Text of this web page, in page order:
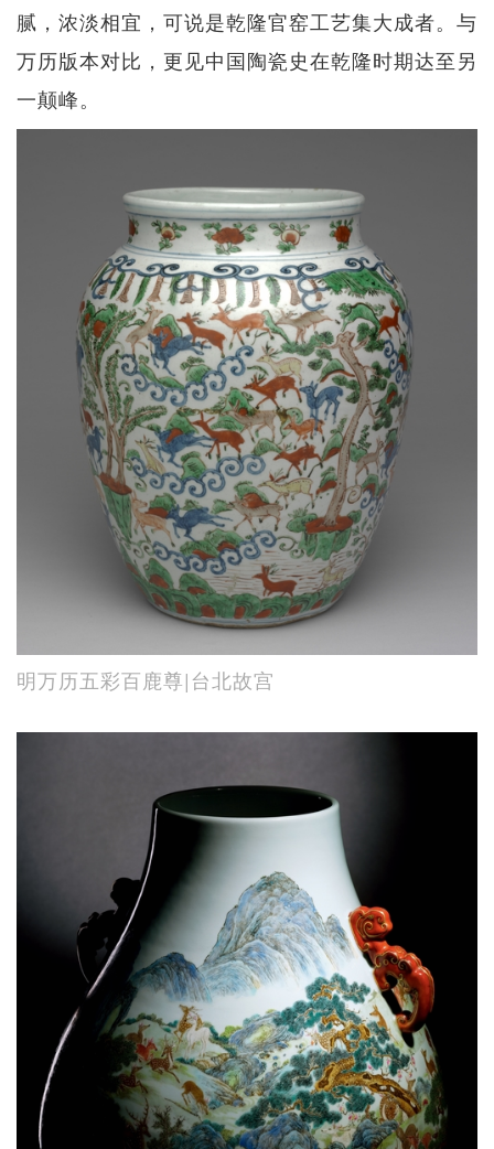
腻，浓淡相宜，可说是乾隆官窑工艺集大成者。与
万历版本对比，更见中国陶瓷史在乾隆时期达至另
一颠峰。
明万历五彩百鹿尊|台北故宫